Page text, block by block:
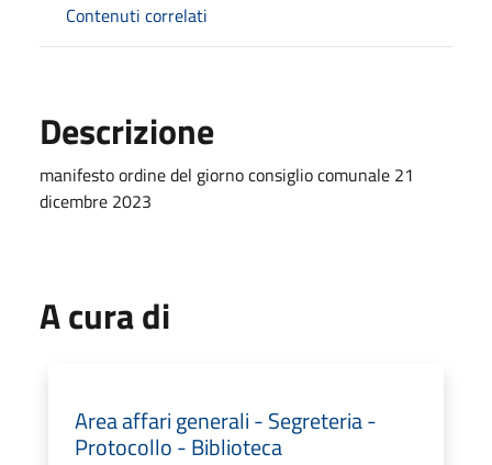
Contenuti correlati
Descrizione
manifesto ordine del giorno consiglio comunale 21
dicembre 2023
A cura di
Area affari generali - Segreteria -
Protocollo - Biblioteca